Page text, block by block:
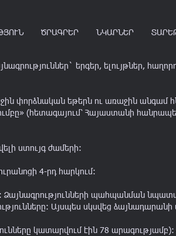
ԾՐԱԳՐԵՐ ՆԿԱՐՆԵՐ
երգեր, ելույթներ,
փորձնական եթերն ու առաջին անգամ
(հետագայում՝ Հայաստանի
ստույգ ժամերի:
4-րդ հարկում:
Ձայնագրությունների պահպանման
Այսպես սկսվեց
կատարվում էին 78